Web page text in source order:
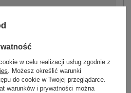
2016103563456 -
w celu realizacji usług zgodnie z
. Możesz określić warunki
do cookie w Twojej przeglądarce.
warunków i prywatności można